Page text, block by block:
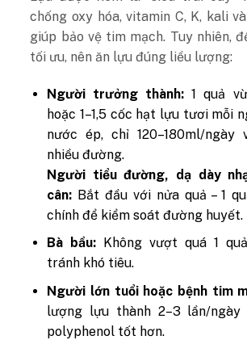
chống oxy hóa, vitamin C, K, kali
giúp bảo vệ tim mạch. Tuy nhiên,
tối ưu, nên ăn lựu đúng liều lượng:
Người trưởng thành: 1 quả
hoặc 1–1,5 cốc hạt lựu tươi mỗi
nước ép, chỉ 120–180ml/
nhiều đường.
Người tiểu đường, dạ dày
cân: Bắt đầu với nửa quả – 1
chính để kiểm soát đường huyết.
Bà bầu: Không vượt quá 1
tránh khó tiêu.
Người lớn tuổi hoặc bệnh tim
lượng lựu thành 2–3 lần/
polyphenol tốt hơn.